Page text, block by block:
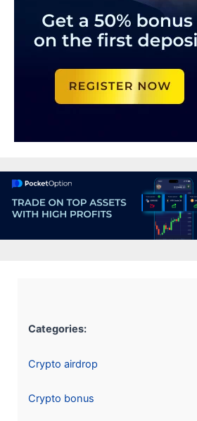
Categories:
Crypto airdrop
Crypto bonus